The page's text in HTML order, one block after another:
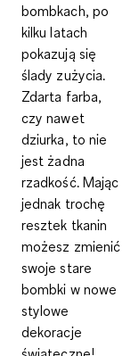
bombkach, po
kilku latach
pokazują się
ślady zużycia.
Zdarta farba,
czy nawet
dziurka, to nie
jest żadna
rzadkość. Mając
jednak trochę
resztek tkanin
możesz zmienić
swoje stare
bombki w nowe
stylowe
dekoracje